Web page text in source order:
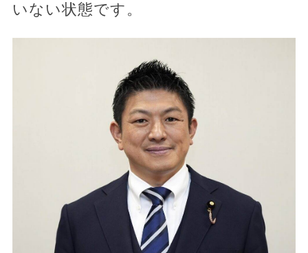
いない状態です。